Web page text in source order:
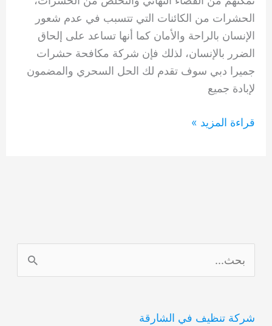
الحشرات من الكائنات التي تتسبب في عدم شعور
الإنسان بالراحة والأمان كما أنها تساعد على إلحاق
الضرر بالإنسان، لذلك فإن شركة مكافحة حشرات
جميرا دبي سوف تقدم لك الحل السحري والمضمون
لإبادة جميع
شركة
قراءة المزيد »
ل
ح
شركة تنظيف في الشارقة